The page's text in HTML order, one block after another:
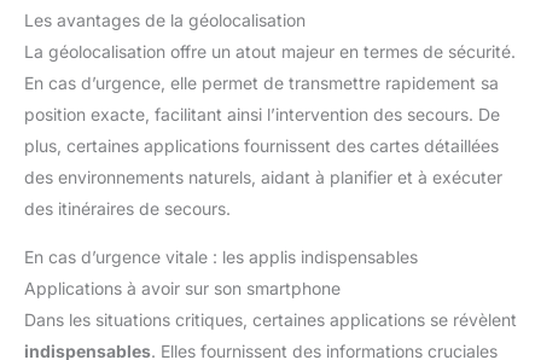
Les avantages de la géolocalisation
La géolocalisation offre un atout majeur en termes de sécurité.
En cas d’urgence, elle permet de transmettre rapidement sa
position exacte, facilitant ainsi l’intervention des secours. De
plus, certaines applications fournissent des cartes détaillées
des environnements naturels, aidant à planifier et à exécuter
des itinéraires de secours.
En cas d’urgence vitale : les applis indispensables
Applications à avoir sur son smartphone
Dans les situations critiques, certaines applications se révèlent
indispensables. Elles fournissent des informations cruciales